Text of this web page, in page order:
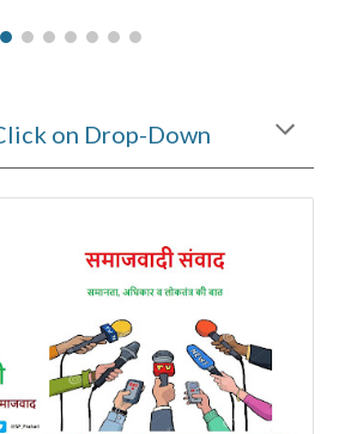
on Drop-Down